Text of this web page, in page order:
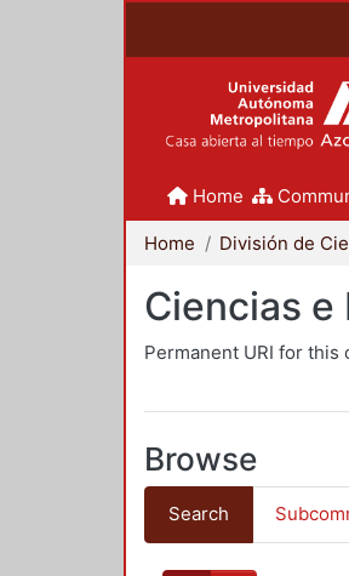
Home
Home
Ciencias
Permanent URI for this
Browse
Search